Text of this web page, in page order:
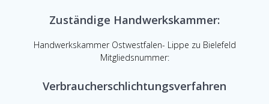
Zuständige Handwerkskammer:
Handwerkskammer Ostwestfalen- Lippe zu Bielefeld
Mitgliedsnummer:
Verbraucherschlichtungsverfahren